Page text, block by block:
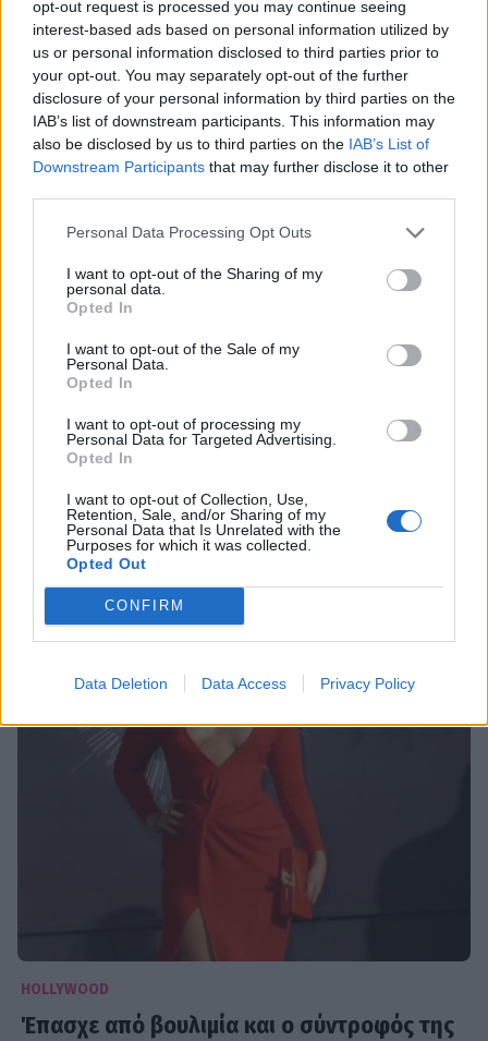
opt-out request is processed you may continue seeing
interest-based ads based on personal information utilized by
us or personal information disclosed to third parties prior to
your opt-out. You may separately opt-out of the further
disclosure of your personal information by third parties on the
IAB’s list of downstream participants. This information may
also be disclosed by us to third parties on the IAB’s List of
Downstream Participants that may further disclose it to other
Personal Data Processing Opt Outs
I want to opt-out of the Sharing of my
personal data.
Opted In
I want to opt-out of the Sale of my
Personal Data.
Opted In
I want to opt-out of processing my
Personal Data for Targeted Advertising.
Opted In
I want to opt-out of Collection, Use,
Retention, Sale, and/or Sharing of my
Personal Data that Is Unrelated with the
Purposes for which it was collected.
Opted Out
CONFIRM
Data Deletion Data Access Privacy Policy
HOLLYWOOD
Επανασύνδεση; Το διάσημο ζευγάρι είναι
και πάλι μαζί έπειτα από το σύντομο
χωρισμό του
23:00 @14-07-2016
HOLLYWOOD
Χωρισμός νο.3! Άλλο ένα ζευγάρι έβαλε
τέλος στη σχέση του
10:02 @05-06-2016
HOLLYWOOD
Έπασχε από βουλιμία και ο σύντροφός της